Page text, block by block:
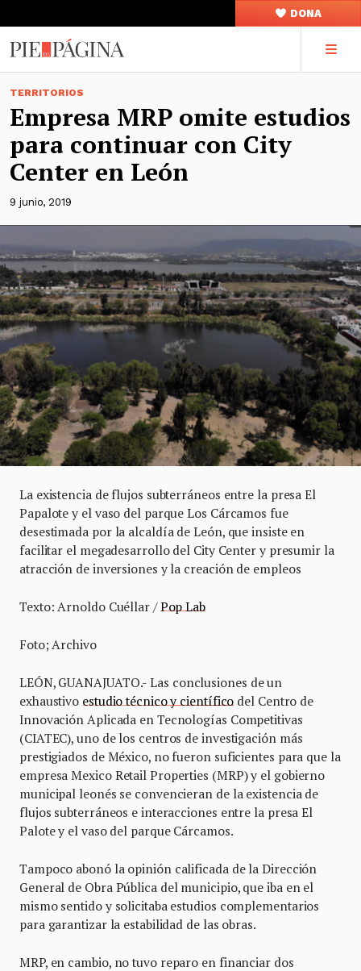
DONA
TERRITORIOS
Empresa MRP omite estudios
para continuar con City
Center en León
9 junio, 2019
La existencia de flujos subterráneos entre la presa El
Papalote y el vaso del parque Los Cárcamos fue
desestimada por la alcaldía de León, que insiste en
facilitar el megadesarrollo del City Center y presumir la
atracción de inversiones y la creación de empleos
Texto: Arnoldo Cuéllar /Pop Lab
Foto; Archivo
LEÓN, GUANAJUATO.- Las conclusiones de un
exhaustivo estudio técnico y científico del Centro de
Innovación Aplicada en Tecnologías Competitivas
(CIATEC), uno de los centros de investigación más
prestigiados de México, no fueron suficientes para que la
empresa Mexico Retail Properties (MRP) y el gobierno
municipal leonés se convencieran de la existencia de
flujos subterráneos e interacciones entre la presa El
Palote y el vaso del parque Cárcamos.
Tampoco abonó la opinión calificada de la Dirección
General de Obra Pública del municipio, que iba en el
mismo sentido y solicitaba estudios complementarios
para garantizar la estabilidad de las obras.
MRP, en cambio, no tuvo reparo en financiar dos